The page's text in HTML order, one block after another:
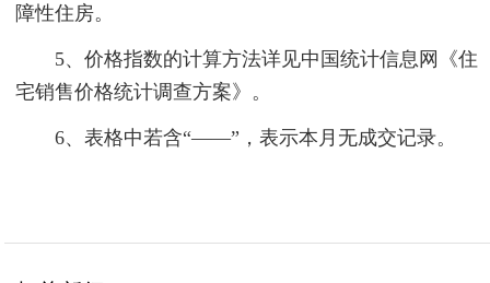
障性住房。
5、价格指数的计算方法详见中国统计信息网《住
宅销售价格统计调查方案》。
6、表格中若含“——”，表示本月无成交记录。